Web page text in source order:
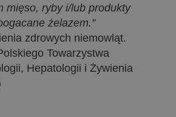
mięso, ryby i/lub produkty
żelazem.”
zdrowych niemowląt.
Towarzystwa
Hepatologii i Żywienia